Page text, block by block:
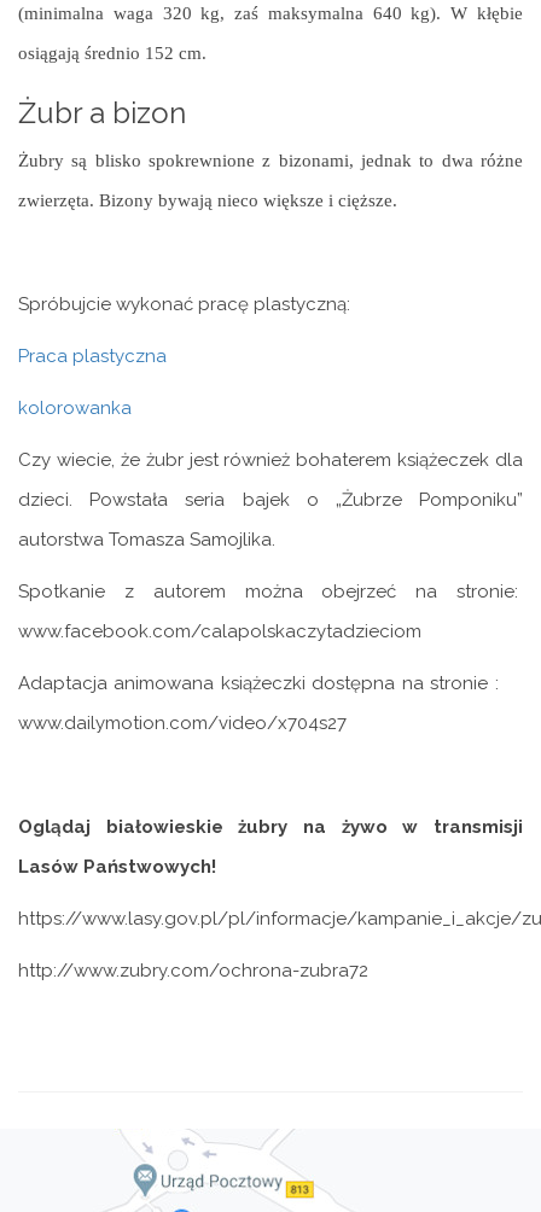
(minimalna waga 320 kg, zaś maksymalna 640 kg). W kłębie
osiągają średnio 152 cm.
Żubr a bizon
Żubry są blisko spokrewnione z bizonami, jednak to dwa różne
zwierzęta. Bizony bywają nieco większe i cięższe.
Spróbujcie wykonać pracę plastyczną:
Praca plastyczna
kolorowanka
Czy wiecie, że żubr jest również bohaterem książeczek dla
dzieci. Powstała seria bajek o „Żubrze Pomponiku”
autorstwa Tomasza Samojlika.
Spotkanie z autorem można obejrzeć na stronie:
www.facebook.com/calapolskaczytadzieciom
Adaptacja animowana książeczki dostępna na stronie :
www.dailymotion.com/video/x704s27
Oglądaj białowieskie żubry na żywo w transmisji
Lasów Państwowych!
https://www.lasy.gov.pl/pl/informacje/kampanie_i_akcje/
http://www.zubry.com/ochrona-zubra72